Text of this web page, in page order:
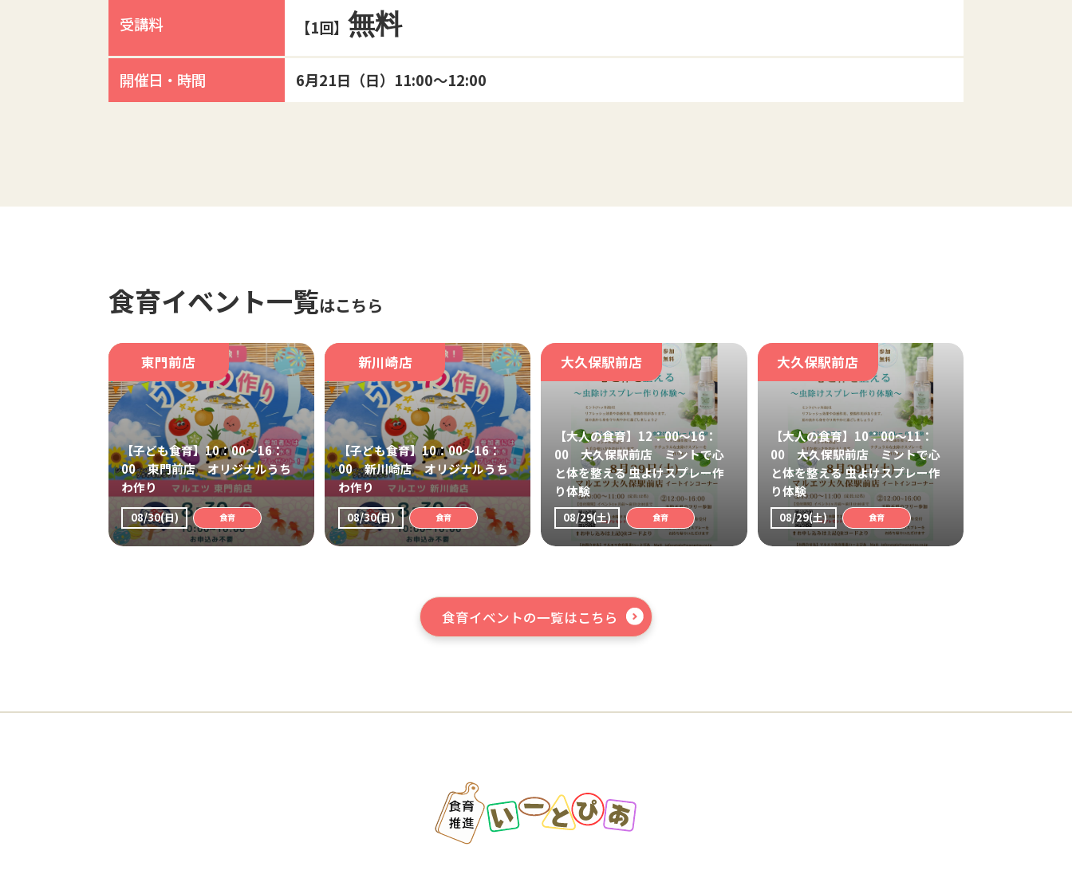
受講料 【1回】無料
開催日・時間 6月21日（日）11:00～12:00
食育イベント一覧はこちら
【子ども食育】10：00～16：
00 東門前店 オリジナルうち
わ作り
08/30(日) 食育
東門前店
【子ども食育】10：00～16：
00 新川崎店 オリジナルうち
わ作り
08/30(日) 食育
新川崎店
【大人の食育】12：00～16：
00 大久保駅前店 ミントで心
と体を整える 虫よけスプレー作
り体験
08/29(土) 食育
大久保駅前店
【大人の食育】10：00～11：
00 大久保駅前店 ミントで心
と体を整える 虫よけスプレー作
り体験
08/29(土) 食育
大久保駅前店
食育イベントの一覧はこちら